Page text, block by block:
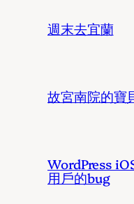
週末去宜蘭
故宮南院的寶
WordPress
用戶的bug